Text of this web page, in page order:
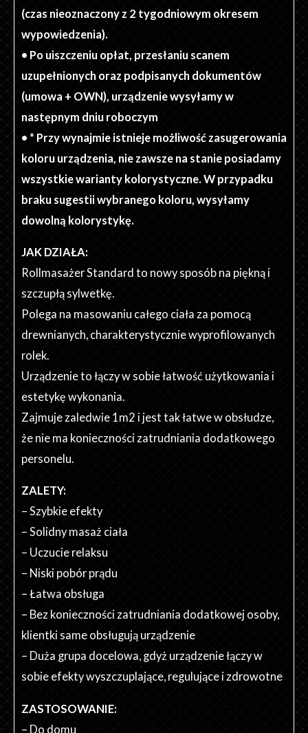
(czas nieoznaczony z 2 tygodniowym okresem
wypowiedzenia).
• Po uiszczeniu opłat, przesłaniu scanem
uzupełnionych oraz podpisanych dokumentów
(umowa + OWN), urządzenie wysyłamy w
następnym dniu roboczym
• * Przy wynajmie istnieje możliwość zasugerowania
koloru urządzenia, nie zawsze na stanie posiadamy
wszystkie warianty kolorystyczne. W przypadku
braku sugestii wybranego koloru, wysyłamy
dowolną kolorystykę.
JAK DZIAŁA:
Rollmasażer Standard to nowy sposób na piękną i
szczupłą sylwetkę.
Polega na masowaniu całego ciała za pomocą
drewnianych, charakterystycznie wyprofilowanych
rolek.
Urządzenie to łączy w sobie łatwość użytkowania i
estetykę wykonania.
Zajmuje zaledwie 1m2 i jest tak łatwe w obsłudze,
że nie ma konieczności zatrudniania dodatkowego
personelu.
ZALETY:
– Szybkie efekty
– Solidny masaż ciała
– Uczucie relaksu
– Niski pobór prądu
– Łatwa obsługa
– Bez konieczności zatrudniania dodatkowej osoby,
klientki same obsługują urządzenie
– Duża grupa docelowa, gdyż urządzenie łączy w
sobie efekty wyszczuplające, regulujące i zdrowotne
ZASTOSOWANIE:
– Do domu